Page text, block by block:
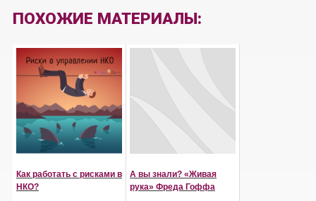
ПОХОЖИЕ МАТЕРИАЛЫ:
Как работать с рисками в
НКО?
А вы знали? «Живая
рука» Фреда Гоффа